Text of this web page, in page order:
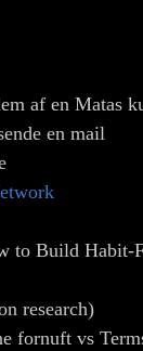
af en Matas
en mail
to Build Habit-
research)
fornuft vs